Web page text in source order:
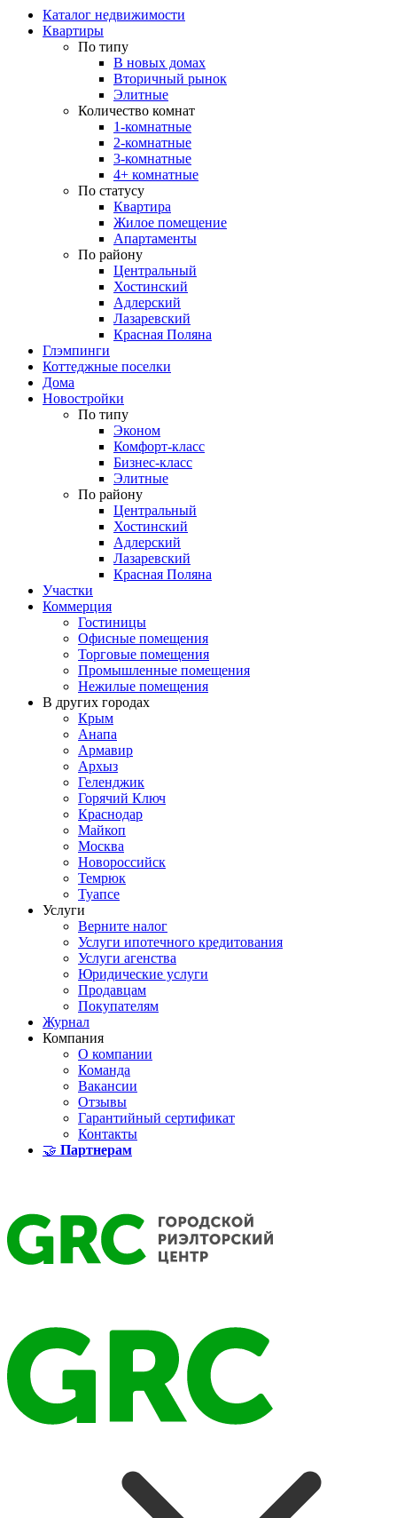
Каталог недвижимости
Квартиры
По типу
В новых домах
Вторичный рынок
Элитные
Количество комнат
1-комнатные
2-комнатные
3-комнатные
4+ комнатные
По статусу
Квартира
Жилое помещение
Апартаменты
По району
Центральный
Хостинский
Адлерский
Лазаревский
Красная Поляна
Глэмпинги
Коттеджные поселки
Дома
Новостройки
По типу
Эконом
Комфорт-класс
Бизнес-класс
Элитные
По району
Центральный
Хостинский
Адлерский
Лазаревский
Красная Поляна
Участки
Коммерция
Гостиницы
Офисные помещения
Торговые помещения
Промышленные помещения
Нежилые помещения
В других городах
Крым
Анапа
Армавир
Архыз
Геленджик
Горячий Ключ
Краснодар
Майкоп
Москва
Новороссийск
Темрюк
Туапсе
Услуги
Верните налог
Услуги ипотечного кредитования
Услуги агенства
Юридические услуги
Продавцам
Покупателям
Журнал
Компания
О компании
Команда
Вакансии
Отзывы
Гарантийный сертификат
Контакты
🤝 Партнерам